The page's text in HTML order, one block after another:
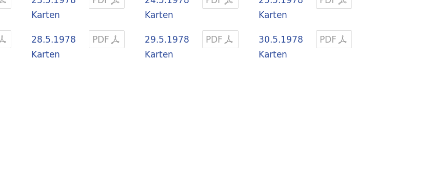
Karten
Karten
Karten
PDF
28.5.1978
Karten
PDF
29.5.1978
Karten
PDF
30.5.1978
Karten